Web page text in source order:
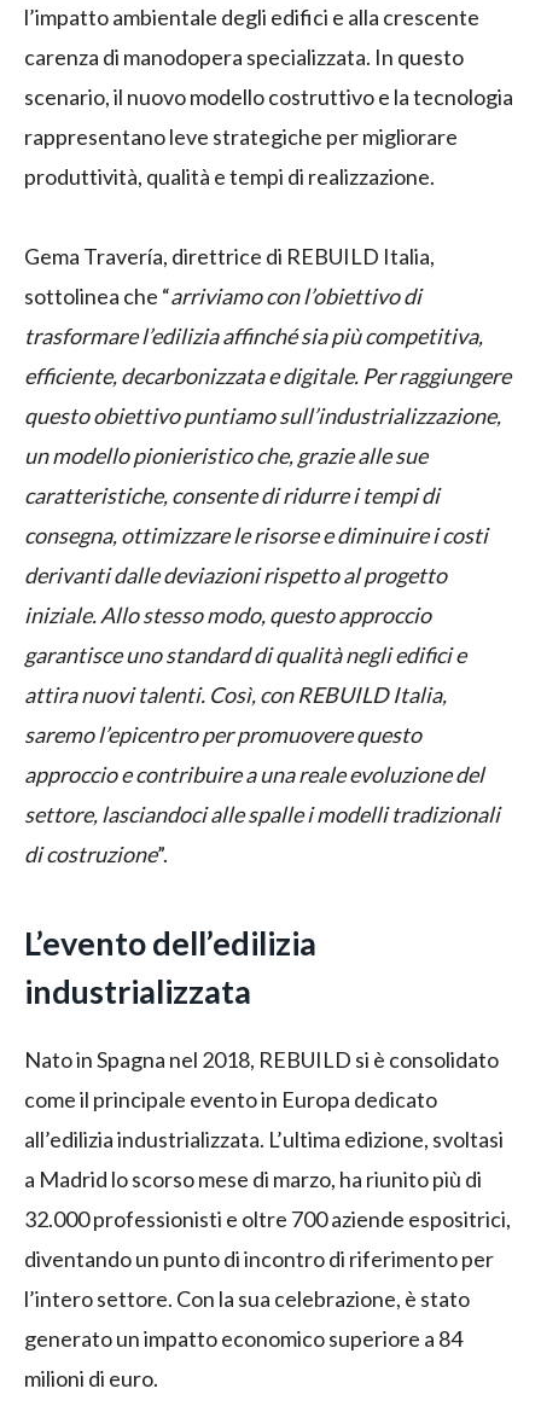
l’impatto ambientale degli edifici e alla crescente
carenza di manodopera specializzata. In questo
scenario, il nuovo modello costruttivo e la tecnologia
rappresentano leve strategiche per migliorare
produttività, qualità e tempi di realizzazione.
Gema Travería, direttrice di REBUILD Italia,
sottolinea che “arriviamo con l’obiettivo di
trasformare l’edilizia affinché sia più competitiva,
efficiente, decarbonizzata e digitale. Per raggiungere
questo obiettivo puntiamo sull’industrializzazione,
un modello pionieristico che, grazie alle sue
caratteristiche, consente di ridurre i tempi di
consegna, ottimizzare le risorse e diminuire i costi
derivanti dalle deviazioni rispetto al progetto
iniziale. Allo stesso modo, questo approccio
garantisce uno standard di qualità negli edifici e
attira nuovi talenti. Così, con REBUILD Italia,
saremo l’epicentro per promuovere questo
approccio e contribuire a una reale evoluzione del
settore, lasciandoci alle spalle i modelli tradizionali
di costruzione”.
L’evento dell’edilizia
industrializzata
Nato in Spagna nel 2018, REBUILD si è consolidato
come il principale evento in Europa dedicato
all’edilizia industrializzata. L’ultima edizione, svoltasi
a Madrid lo scorso mese di marzo, ha riunito più di
32.000 professionisti e oltre 700 aziende espositrici,
diventando un punto di incontro di riferimento per
l’intero settore. Con la sua celebrazione, è stato
generato un impatto economico superiore a 84
milioni di euro.